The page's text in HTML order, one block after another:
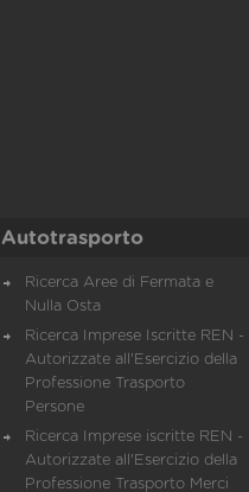
Autotrasporto
Ricerca Aree di Fermata e
Nulla Osta
Ricerca Imprese Iscritte REN -
Autorizzate all'Esercizio della
Professione Trasporto
Persone
Ricerca Imprese iscritte REN -
Autorizzate all'Esercizio della
Professione Trasporto Merci